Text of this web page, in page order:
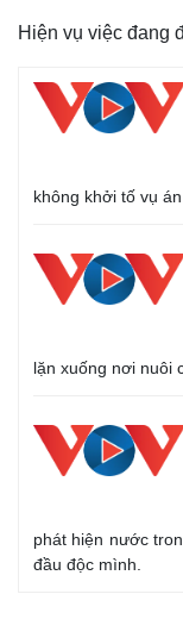
Thế giới
Hồ sơ
Hiện vụ việc đang
không khởi tố vụ
lặn xuống nơi nuôi
phát hiện nước
đầu độc mình.